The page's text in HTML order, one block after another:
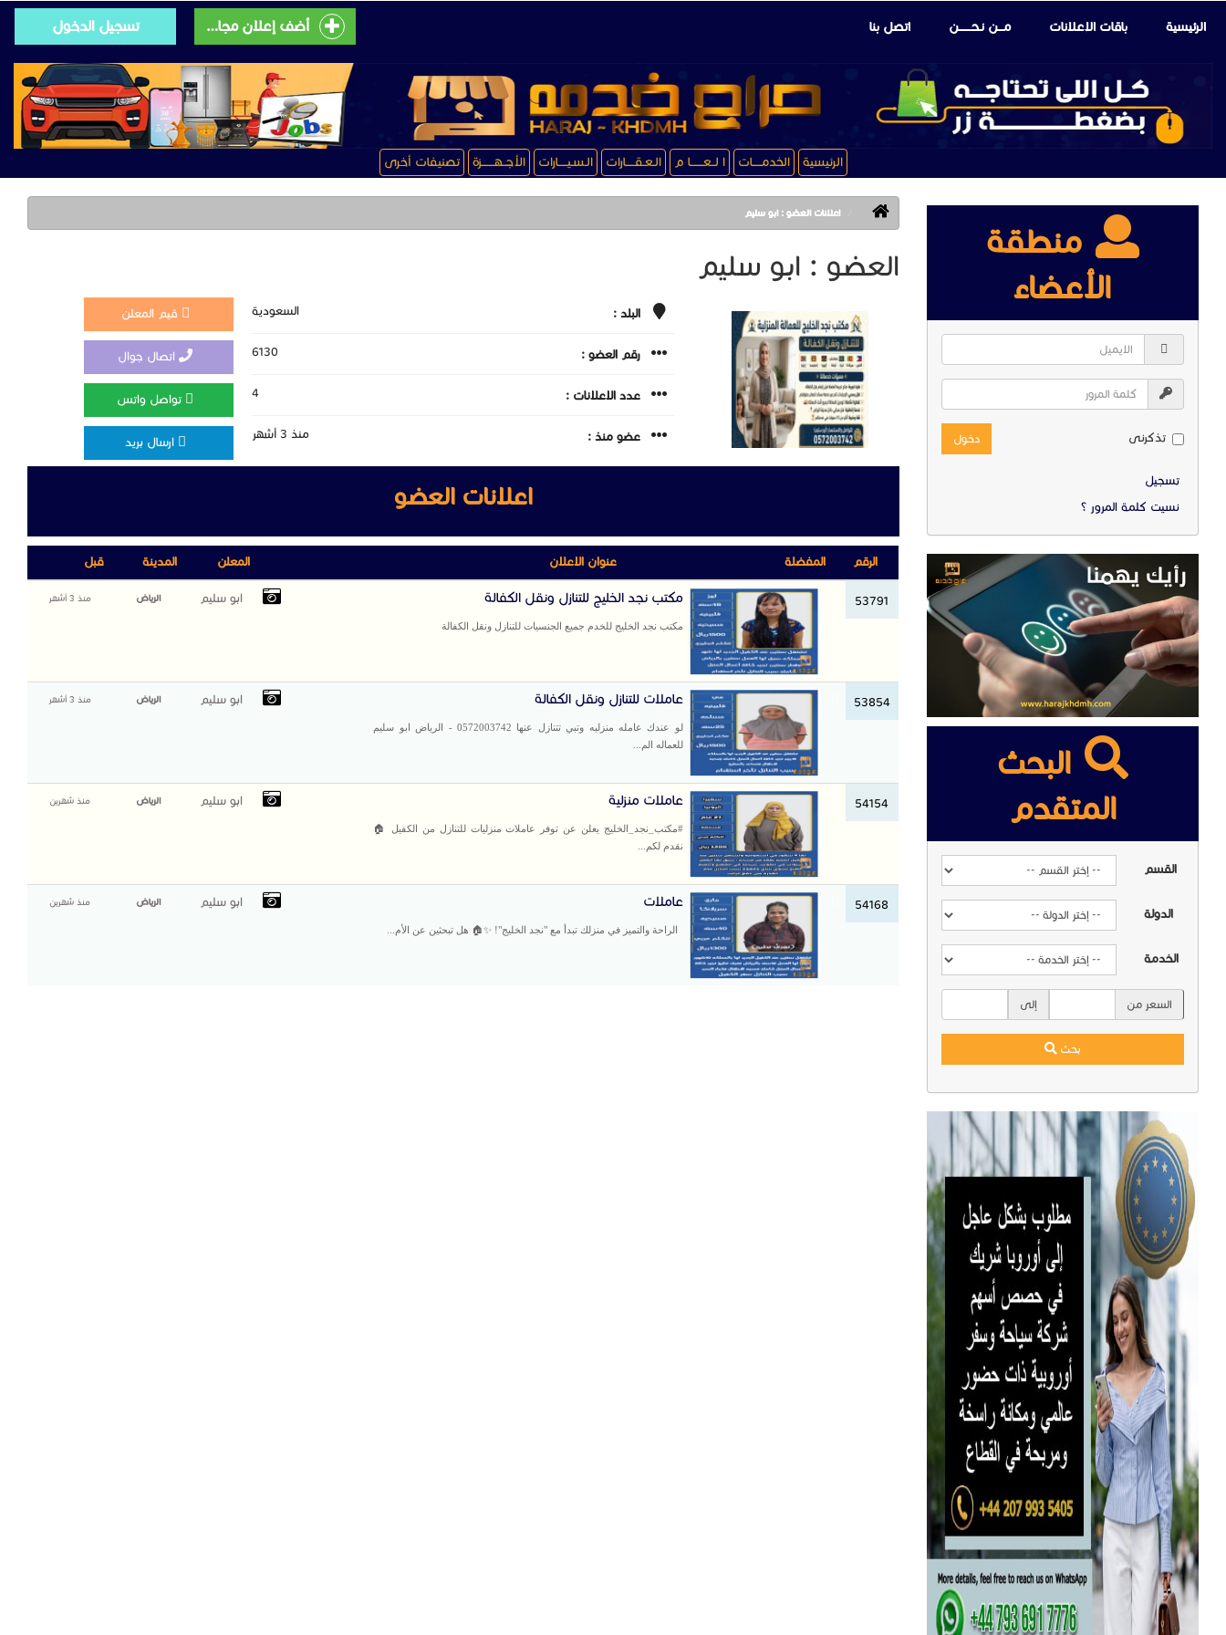
الرئيسية باقات الإعلانات مـــن نـحـــــــن اتصل بنا أضف إعلان مجانى تسجيل الدخول
الرئيسية الخدمـــــات ا لــعـــــــا م الـعـقـــــارات الـسـيـــــارات الأجــهـــــــزة تصنيفات أخرى
منطقة
الأعضاء
تذكرنى دخول
تسجيل
نسيت كلمة المرور ؟
البحث
المتقدم
القسم
الدولة
الخدمة
السعر من إلى
بحث
اعلانات العضو : ابو سليم
العضو : ابو سليم
البلد : السعودية
رقم العضو : 6130
عدد الاعلانات : 4
عضو منذ : منذ 3 أشهر
قيم المعلن
اتصال جوال
تواصل واتس
ارسال بريد
اعلانات العضو
الرقم المفضلة عنوان الاعلان المعلن المدينة قبل
53791 مكتب نجد الخليج للتنازل ونقل الكفالة
مكتب نجد الخليج للخدم جميع الجنسيات للتنازل ونقل الكفالة
ابو سليم الرياض منذ 3 أشهر
53854 عاملات للتنازل ونقل الكفالة
لو عندك عامله منزليه وتبي تتنازل عنها 0572003742 - الرياض ابو سليم
للعماله الم...
ابو سليم الرياض منذ 3 أشهر
54154 عاملات منزلية
#مكتب_نجد_الخليج يعلن عن توفر عاملات منزليات للتنازل من الكفيل 🏠
نقدم لكم...
ابو سليم الرياض منذ شهرين
54168 عاملات
الراحة والتميز في منزلك تبدأ مع "نجد الخليج"! ✨🏠 هل تبحثين عن الأم...
ابو سليم الرياض منذ شهرين